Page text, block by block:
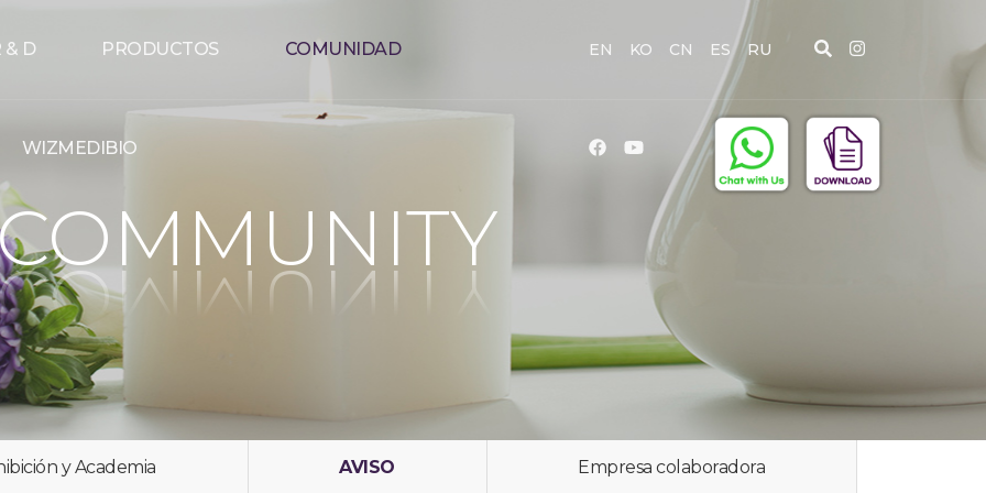
& D PRODUCTOS COMUNIDAD
WIZMEDIBIO
EN KO CN ES RU
y Academia AVISO Empresa colaboradora